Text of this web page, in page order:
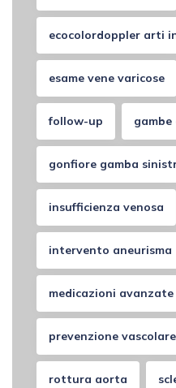
ecocolordoppler arti
esame vene varicose
follow-up
gonfiore gamba
insufficienza venosa
intervento aneurisma
medicazioni avanzate
prevenzione vascolare
rottura aorta